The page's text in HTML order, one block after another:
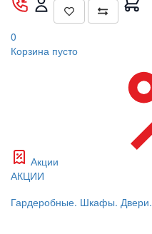
0
Корзина пусто
Акции
АКЦИИ
Гардеробные. Шкафы. Двери.